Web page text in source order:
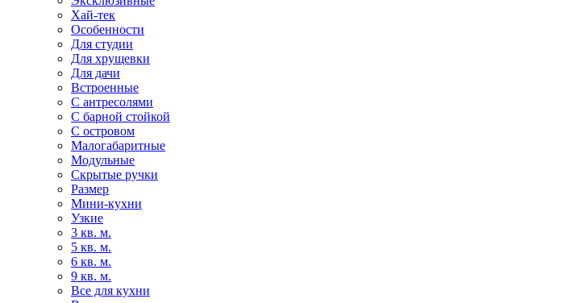
Хай-тек
Особенности
Для студии
Для хрущевки
Для дачи
Встроенные
С антресолями
С барной стойкой
С островом
Малогабаритные
Модульные
Скрытые ручки
Размер
Мини-кухни
Узкие
3 кв. м.
5 кв. м.
6 кв. м.
9 кв. м.
Все для кухни